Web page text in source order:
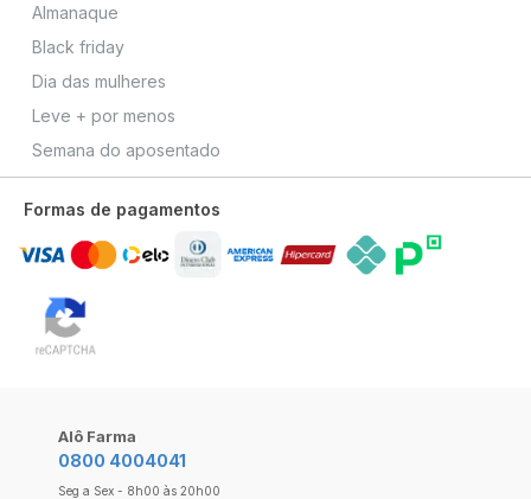
Almanaque
Black friday
Dia das mulheres
Leve + por menos
Semana do aposentado
Formas de pagamentos
Alô Farma
0800 4004041
Seg a Sex - 8h00 às 20h00